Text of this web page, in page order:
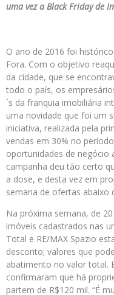
uma vez a Black Friday de
O ano de 2016 foi
Fora. Com o objetivo
da cidade, que se
todo o país, os
´s da franquia imobiliária
uma novidade que foi um
iniciativa, realizada pela
vendas em 30% no
oportunidades de negócio
campanha deu tão certo
a dose, e desta vez em
semana de ofertas abaixo
Na próxima semana, de
imóveis cadastrados nas
Total e RE/MAX Spazio
desconto; valores que
abatimento no valor total.
confirmaram que há
partem de R$120 mil. “É